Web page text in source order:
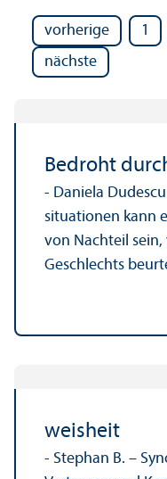
vorherige 1
nächste
Bedroht
- Daniela
situationen kann
von Nachteil sein,
Geschlechts
weisheit
- Stephan B. –